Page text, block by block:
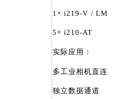
1× i219-V / LM
5× i210-AT
实际应用：
多工业相机直连
独立数据通道